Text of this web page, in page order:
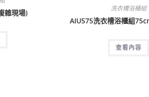
雜現場) 洗衣槽浴櫃組
AIU575洗衣槽浴櫃組
查看內容